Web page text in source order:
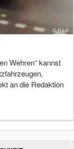
Wehren“ kannst
an die Redaktion